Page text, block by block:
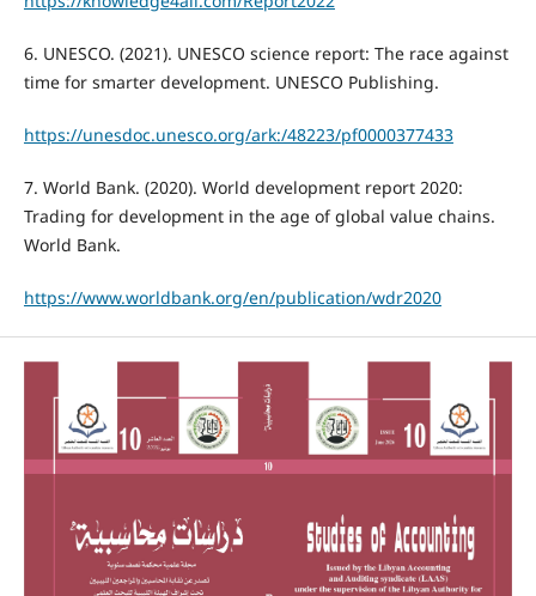
6. UNESCO. (2021). UNESCO science report: The race against
time for smarter development. UNESCO Publishing.
https://unesdoc.unesco.org/ark:/48223/pf0000377433
7. World Bank. (2020). World development report 2020:
Trading for development in the age of global value chains.
World Bank.
https://www.worldbank.org/en/publication/wdr2020